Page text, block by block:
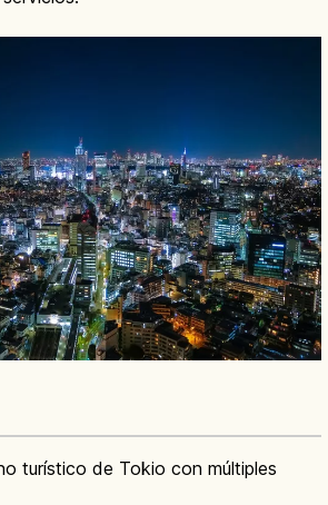
turístico de Tokio con múltiples